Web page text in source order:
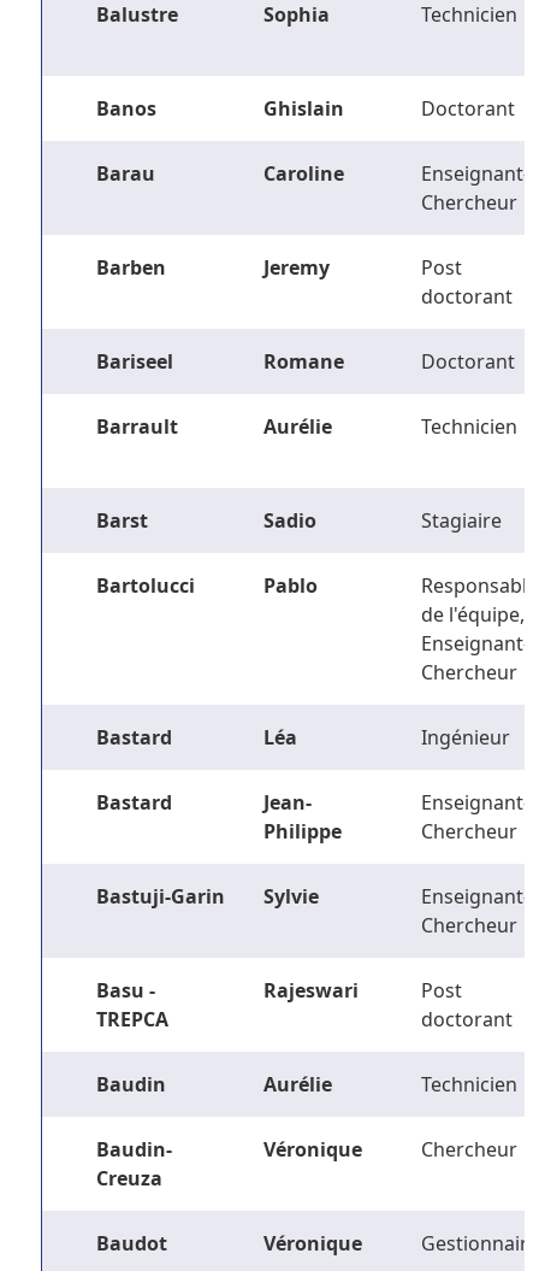
Balustre Sophia Technicien
Banos Ghislain Doctorant
Barau Caroline
Enseignant-
Chercheur
Barben Jeremy
Post
doctorant
Bariseel Romane Doctorant
Barrault Aurélie Technicien
Barst Sadio Stagiaire
Bartolucci Pablo
Responsable
de l'équipe,
Enseignant-
Chercheur
Bastard Léa Ingénieur
Bastard
Jean-
Philippe
Enseignant-
Chercheur
Bastuji-Garin Sylvie
Enseignant-
Chercheur
Basu -
TREPCA
Rajeswari
Post
doctorant
Baudin Aurélie Technicien
Baudin-
Creuza
Véronique Chercheur
Baudot Véronique Gestionnaire